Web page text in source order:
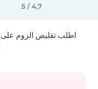
4,7 / 5
اطلب تقليص الزوم على